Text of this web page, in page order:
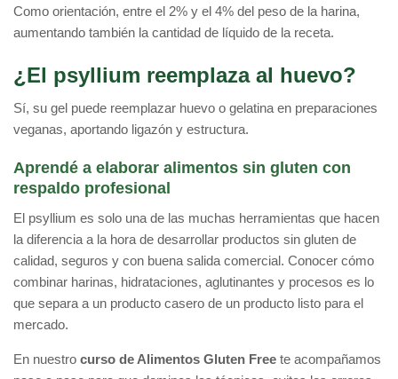
Como orientación, entre el 2% y el 4% del peso de la harina,
aumentando también la cantidad de líquido de la receta.
¿El psyllium reemplaza al huevo?
Sí, su gel puede reemplazar huevo o gelatina en preparaciones
veganas, aportando ligazón y estructura.
Aprendé a elaborar alimentos sin gluten con
respaldo profesional
El psyllium es solo una de las muchas herramientas que hacen
la diferencia a la hora de desarrollar productos sin gluten de
calidad, seguros y con buena salida comercial. Conocer cómo
combinar harinas, hidrataciones, aglutinantes y procesos es lo
que separa a un producto casero de un producto listo para el
mercado.
En nuestro curso de Alimentos Gluten Free te acompañamos